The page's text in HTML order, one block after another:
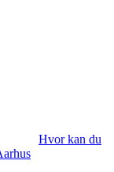
Hvor kan du